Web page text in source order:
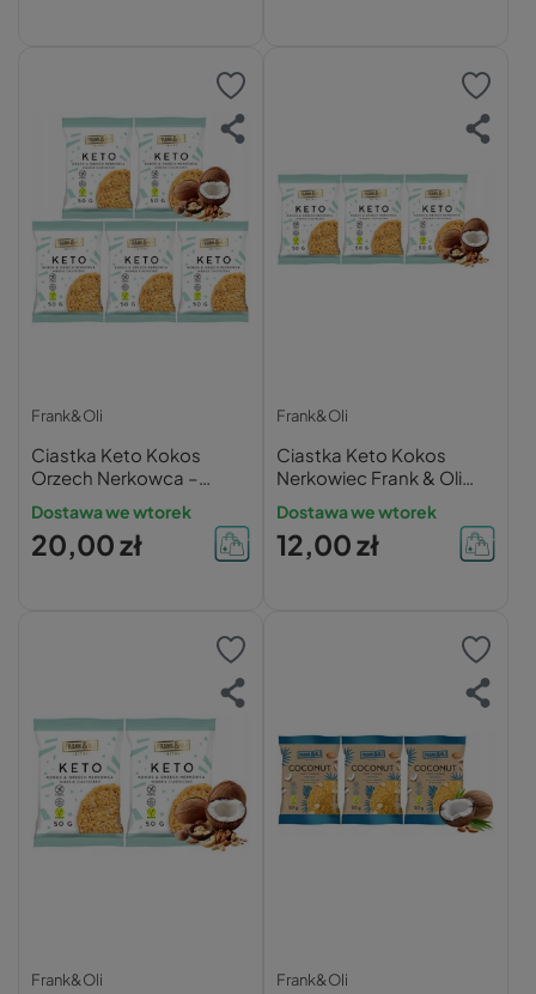
Frank&Oli
Ciastka Keto Kokos
Orzech Nerkowca –
Frank&Oli, 50g x5
Dostawa we wtorek
20,00 zł
Frank&Oli
Ciastka Keto Kokos
Nerkowiec Frank & Oli
Trójpak
Dostawa we wtorek
12,00 zł
Frank&Oli Frank&Oli